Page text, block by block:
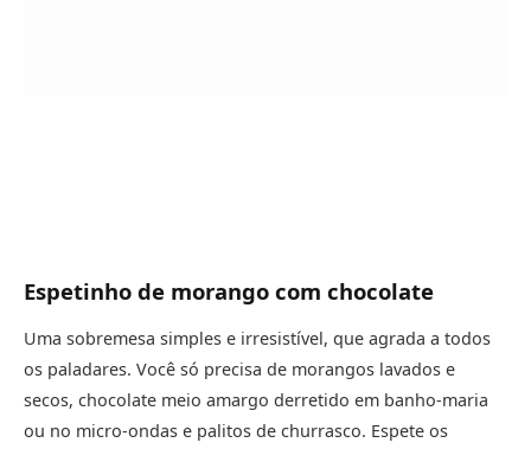
Espetinho de morango com chocolate
Uma sobremesa simples e irresistível, que agrada a todos
os paladares. Você só precisa de morangos lavados e
secos, chocolate meio amargo derretido em banho-maria
ou no micro-ondas e palitos de churrasco. Espete os